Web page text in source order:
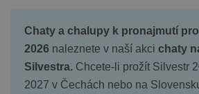
Chaty a chalupy k pronajmutí
2026 naleznete v naší akci chaty
Silvestra. Chcete-li prožít Silvestr
2027 v Čechách nebo na